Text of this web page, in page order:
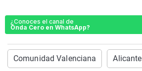
¿Conoces el canal de
Onda Cero en WhatsApp?
Comunidad Valenciana Alicante